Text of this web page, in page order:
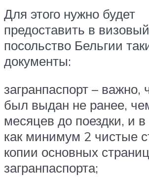
Для этого нужно будет
предоставить в
посольство Бельгии
документы:
загранпаспорт – важно,
был выдан не ранее,
месяцев до поездки, и
как минимум 2 чистые
копии основных страниц
загранпаспорта;